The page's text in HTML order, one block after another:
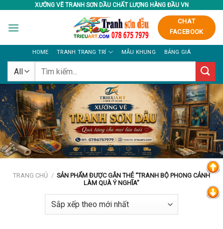
content
XƯỞNG VẼ TRANH SƠN DẦU CHẤT LƯỢNG HÀNG ĐẦU VN
CHAT
FACEBOOK
HOME TRANH TRANG TRÍ MẪU KHUNG BẢNG GIÁ
Tìm
TRANG CHỦ / SẢN PHẨM ĐƯỢC GẮN THẺ “TRANH BỘ PHONG CẢNH
LÀM QUÀ Ý NGHĨA”